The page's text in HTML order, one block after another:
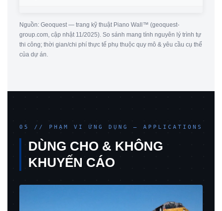
Nguồn: Geoquest — trang kỹ thuật Piano Wall™ (geoquest-
group.com, cập nhật 11/2025). So sánh mang tính nguyên lý trình tự
thi công; thời gian/chi phí thực tế phụ thuộc quy mô & yêu cầu cụ thể
của dự án.
05 // PHẠM VI ỨNG DỤNG — APPLICATIONS
DÙNG CHO & KHÔNG
KHUYẾN CÁO